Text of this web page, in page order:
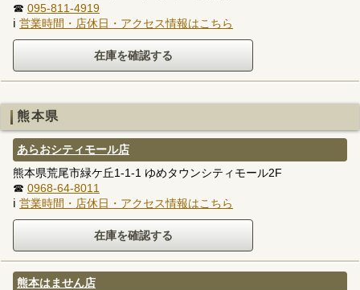
☎ 095-811-4919
ℹ 営業時間・店休日・アクセス情報はこちら
熊本県
あらおシティモール店
熊本県荒尾市緑ケ丘1-1-1 ゆめタウンシティモール2F
☎ 0968-64-8011
ℹ 営業時間・店休日・アクセス情報はこちら
熊本はません店